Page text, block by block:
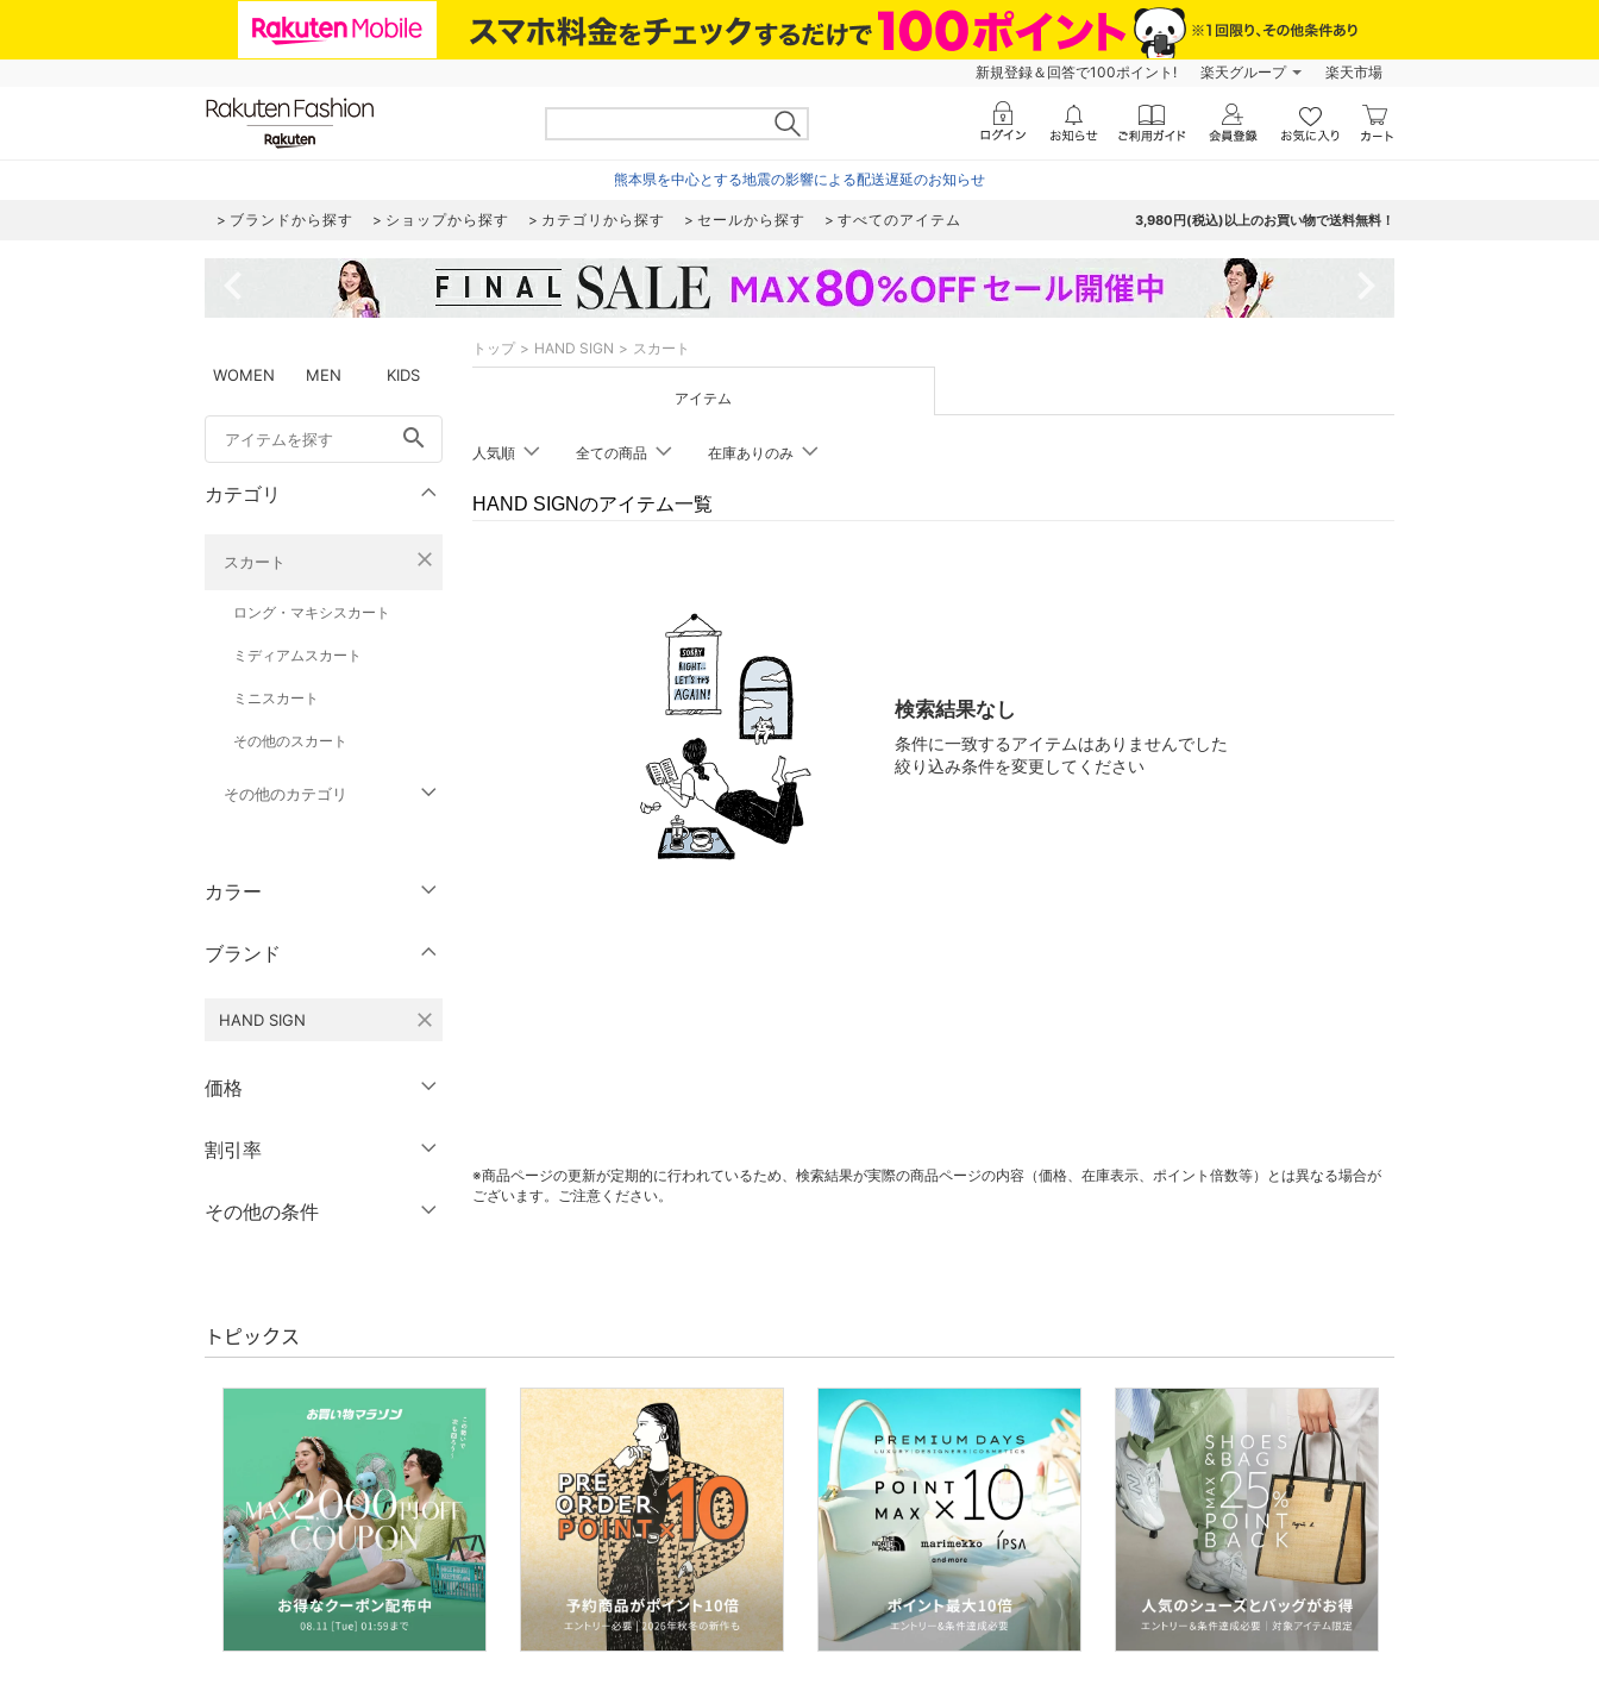
新規登録＆回答で100ポイント! 楽天グループ 楽天市場
熊本県を中心とする地震の影響による配送遅延のお知らせ
ブランドから探す ショップから探す カテゴリから探す セールから探す すべてのアイテム 3,980円(税込)以上のお買い物で送料無料！
WOMEN MEN KIDS
search
カテゴリ
スカート close
ロング・マキシスカート
ミディアムスカート
ミニスカート
その他のスカート
その他のカテゴリ
パンツ
ワンピース・ドレス
オールインワン・オーバ
ーオール
バッグ
シューズ・靴
アクセサリー・腕時計
財布・ポーチ・ケース
帽子
ヘアアクセサリー
マタニティウェア・ベビ
カラー
クリア
ブランド
HAND SIGN close
価格
絞り込み
割引率
％OFF～ ％OFF
その他の条件
クリア 絞り込み
トップ HAND SIGN スカート
アイテム
人気順 全ての商品 在庫ありのみ
HAND SIGNのアイテム一覧
検索結果なし
条件に一致するアイテムはありませんでした
絞り込み条件を変更してください
※商品ページの更新が定期的に行われているため、検索結果が実際の商品ページの内容（価格、在庫表示、ポイント倍数等）とは異なる場合が
ございます。ご注意ください。
トピックス